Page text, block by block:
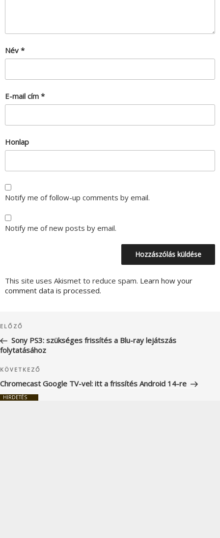
Név *
E-mail cím *
Honlap
Notify me of follow-up comments by email.
Notify me of new posts by email.
This site uses Akismet to reduce spam. Learn how your
comment data is processed.
navigáció
Korábbi
bejegyzés
ELŐZŐ
Sony PS3: szükséges frissítés a Blu-ray lejátszás
folytatásához
Következő
bejegyzés
KÖVETKEZŐ
Chromecast Google TV-vel: itt a frissítés Android 14-re
HIRDETÉS